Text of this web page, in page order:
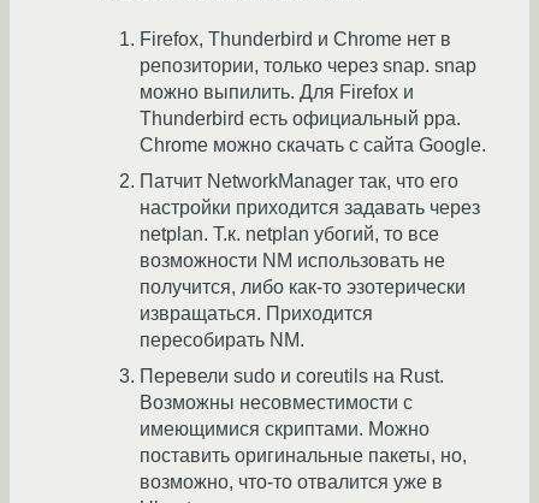
Firefox, Thunderbird и Chrome нет в
репозитории, только через snap. snap
можно выпилить. Для Firefox и
Thunderbird есть официальный ppa.
Chrome можно скачать с сайта Google.
Патчит NetworkManager так, что его
настройки приходится задавать через
netplan. Т.к. netplan убогий, то все
возможности NM использовать не
получится, либо как-то эзотерически
извращаться. Приходится
пересобирать NM.
Перевели sudo и coreutils на Rust.
Возможны несовместимости с
имеющимися скриптами. Можно
поставить оригинальные пакеты, но,
возможно, что-то отвалится уже в